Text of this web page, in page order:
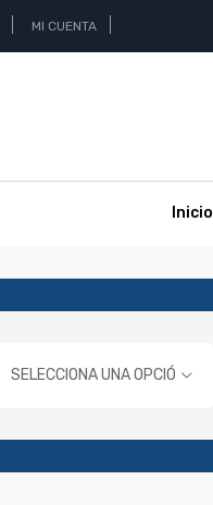
MI CUENTA
Inicio
SELECCIONA UNA OPCIÓN